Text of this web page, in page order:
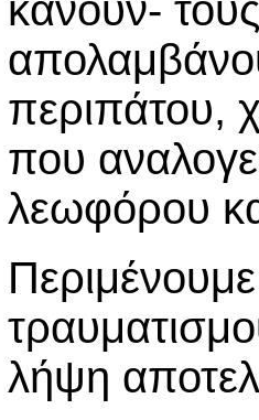
κάνουν-
περιπάτου,
που
λεωφόρου
λήψη